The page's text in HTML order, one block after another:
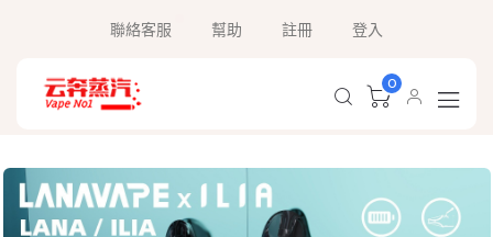
聯絡客服 幫助 註冊 登入
0